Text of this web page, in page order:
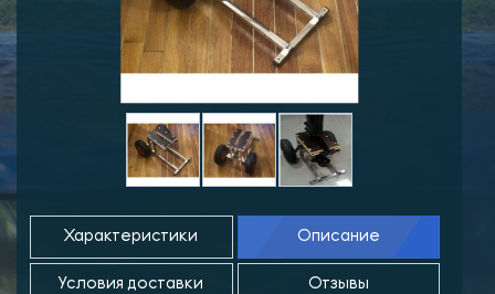
Характеристики Описание
Условия доставки Отзывы